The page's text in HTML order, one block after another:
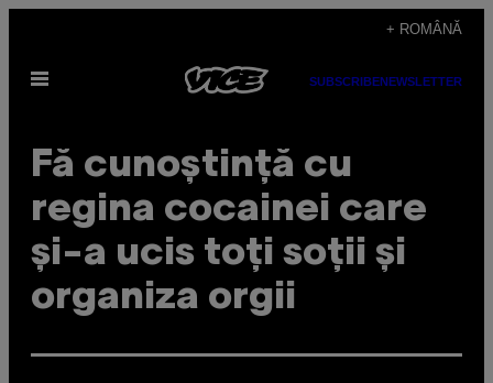
content
+ ROMÂNĂ
Open
SUBSCRIBENEWSLETTER
Fă cunoștință cu
regina cocainei care
și-a ucis toți soții și
organiza orgii